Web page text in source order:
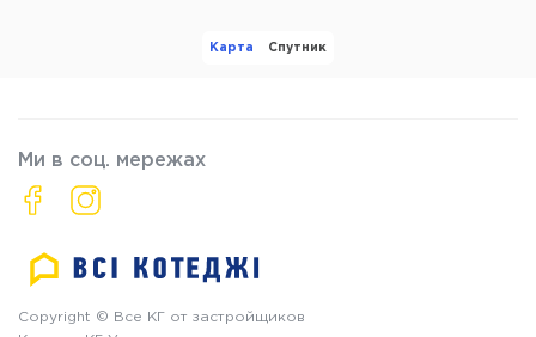
Карта Спутник
Ми в соц. мережах
Copyright © Все КГ от застройщиков